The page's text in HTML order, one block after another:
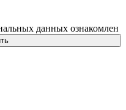
данных ознакомлен